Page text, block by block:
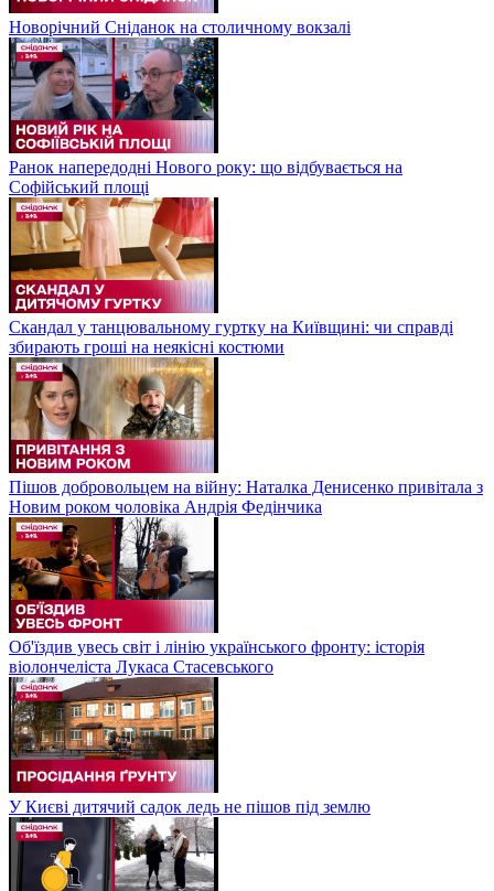
Новорічний Сніданок на столичному вокзалі
Ранок напередодні Нового року: що відбувається на
Софійський площі
Скандал у танцювальному гуртку на Київщині: чи справді
збирають гроші на неякісні костюми
Пішов добровольцем на війну: Наталка Денисенко привітала з
Новим роком чоловіка Андрія Федінчика
Об'їздив увесь світ і лінію українського фронту: історія
віолончеліста Лукаса Стасевського
У Києві дитячий садок ледь не пішов під землю